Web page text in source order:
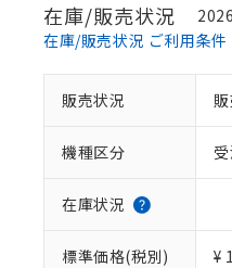
在庫/販売状況
在庫/販売状況 ご利用条件
販売状況
機種区分
在庫状況
標準価格(税別) ¥